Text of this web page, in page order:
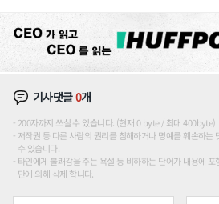
기사댓글0개
200자까지 쓰실 수 있습니다. (현재 0 byte / 최대 400byte)
저작권 등 다른 사람의 권리를 침해하거나 명예를 훼손하는
수 있습니다.
타인에게 불쾌감을 주는 욕설 등 비하하는 단어가 내용에
단에 의해 삭제 합니다.